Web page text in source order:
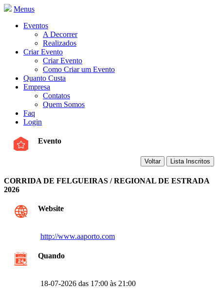
Menus
Eventos
A Decorrer
Realizados
Criar Evento
Criar Evento
Como Criar um Evento
Quanto Custa
Empresa
Contatos
Quem Somos
Faq
Login
Evento
CORRIDA DE FELGUEIRAS / REGIONAL DE ESTRADA
2026
Website
http://www.aaporto.com
Quando
18-07-2026 das 17:00 às 21:00